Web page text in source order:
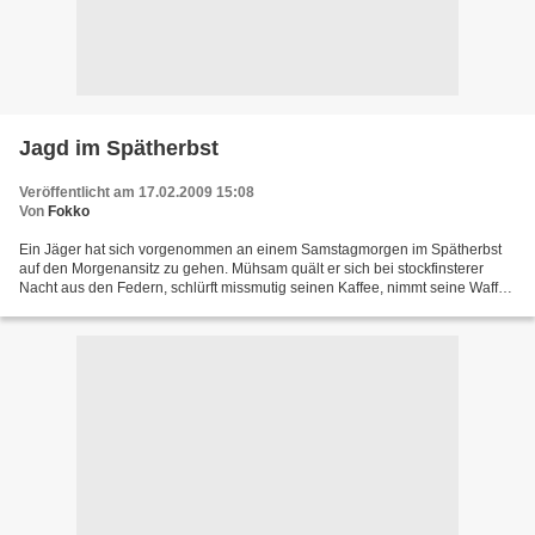
Jagd im Spätherbst
Veröffentlicht am 17.02.2009 15:08
Von Fokko
Ein Jäger hat sich vorgenommen an einem Samstagmorgen im Spätherbst
auf den Morgenansitz zu gehen. Mühsam quält er sich bei stockfinsterer
Nacht aus den Federn, schlürft missmutig seinen Kaffee, nimmt seine Waffe